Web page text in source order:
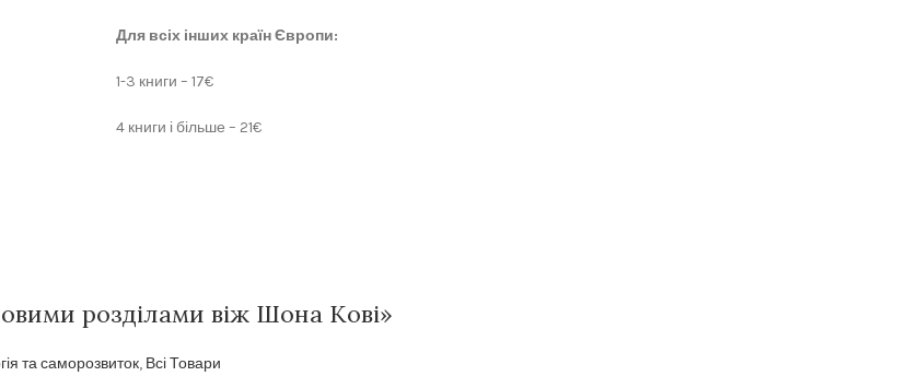
Для всіх інших країн Європи:
1-3 книги – 17€
4 книги і більше – 21€
розділами віж Шона Кові»
та саморозвиток, Всі Товари